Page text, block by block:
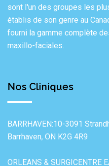
sont l'un des groupes les
établis de son genre au
fourni la gamme complète
maxillo-faciales.
Nos Cliniques
BARRHAVEN:10-3091
Barrhaven, ON K2G 4R9
ORLEANS & SURGICENTRE